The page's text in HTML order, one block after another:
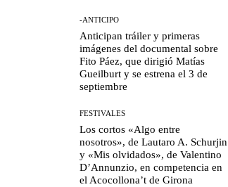
-ANTICIPO
Anticipan tráiler y primeras
imágenes del documental sobre
Fito Páez, que dirigió Matías
Gueilburt y se estrena el 3 de
septiembre
FESTIVALES
Los cortos «Algo entre
nosotros», de Lautaro A. Schurjin
y «Mis olvidados», de Valentino
D’Annunzio, en competencia en
el Acocollona’t de Girona